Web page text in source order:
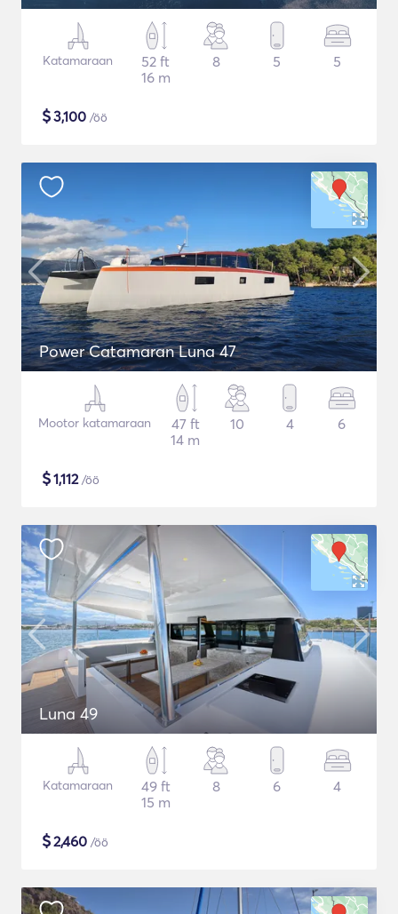
Katamaraan
52 ft
16 m
8 5 5
$3,100 /öö
Power Catamaran Luna 47
Mootor katamaraan
47 ft
14 m
10 4 6
$1,112/öö
Luna 49
Katamaraan
49 ft
15 m
8 6 4
$2,460 /öö